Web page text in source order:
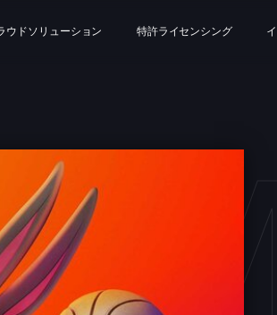
ウドソリューション 特許ライセンシング